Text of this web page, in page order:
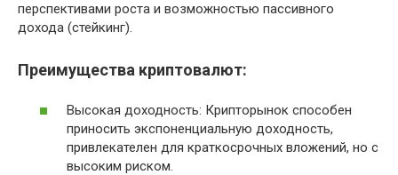
перспективами роста и возможностью пассивного
дохода (стейкинг).
Преимущества криптовалют:
Высокая доходность: Крипторынок способен
приносить экспоненциальную доходность,
привлекателен для краткосрочных вложений, но с
высоким риском.